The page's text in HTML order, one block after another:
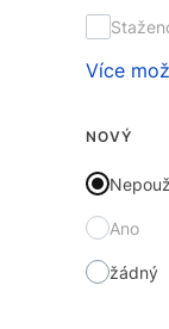
Více
NOVÝ
Ano
žádný